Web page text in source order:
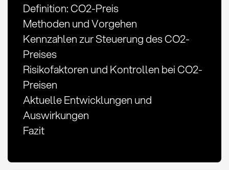
Definition: CO2-Preis
Methoden und Vorgehen
Kennzahlen zur Steuerung des CO2-
Preises
Risikofaktoren und Kontrollen bei CO2-
Preisen
Aktuelle Entwicklungen und
Auswirkungen
Fazit